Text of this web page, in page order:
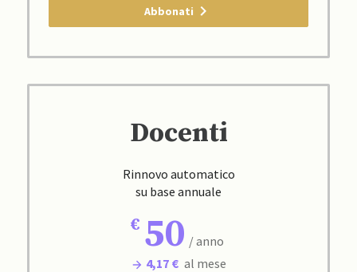
Abbonati
Docenti
Rinnovo automatico
su base annuale
50 / anno
4,17 € al mese